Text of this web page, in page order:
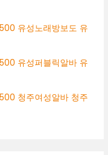
유성노래방보도 유
유성퍼블릭알바 유
청주여성알바 청주